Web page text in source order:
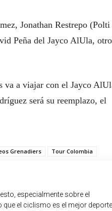
Jonathan Restrepo (Polti
Peña del Jayco AlUla, otro
va a viajar con el Jayco
será su reemplazo, el
Grenadiers Tour Colombia
especialmente sobre el
el ciclismo es el mejor deporte